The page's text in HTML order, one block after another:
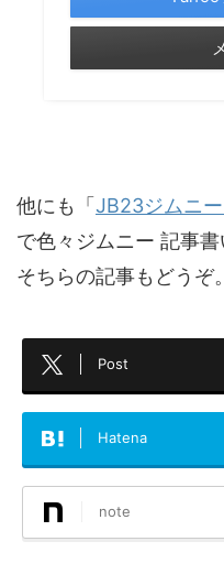
他にも「 JB23ジムニ
で色々ジムニー 記事書
そちらの記事もどうぞ。
Post
Hatena
note